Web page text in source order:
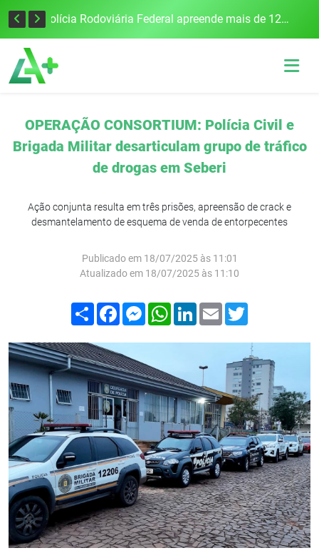
Tecnologia inovadora desenvolvida na UFSM/FW utiliza drones e IA para monitorar a qualidade da água Polícia Rodoviária Federal apreende mais de 120 quilos de maconha na BR-386, em Frederico Westphalen
OPERAÇÃO CONSORTIUM: Polícia Civil e
Brigada Militar desarticulam grupo de tráfico
de drogas em Seberi
Ação conjunta resulta em três prisões, apreensão de crack e
desmantelamento de esquema de venda de entorpecentes
Publicado em 18/07/2025 às 11:01
Atualizado em 18/07/2025 às 11:10
Compartilhar
FacebookMessenger
WhatsApp
LinkedIn
Email